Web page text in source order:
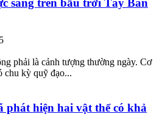
sáng trên bầu trời Tây Ban
phải là cảnh tượng thường ngày. Cơ
chu kỳ quỹ đạo...
phát hiện hai vật thể có khả